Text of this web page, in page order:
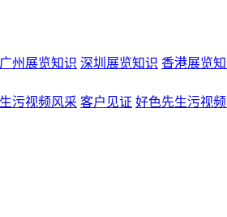
广州展览知识 深圳展览知识 香港展览
污视频风采 客户见证 好色先生污视